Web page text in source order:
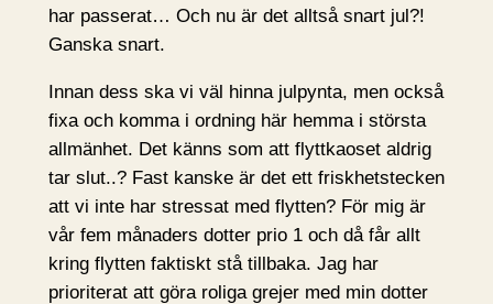
har passerat… Och nu är det alltså snart jul?!
Ganska snart.
Innan dess ska vi väl hinna julpynta, men också
fixa och komma i ordning här hemma i största
allmänhet. Det känns som att flyttkaoset aldrig
tar slut..? Fast kanske är det ett friskhetstecken
att vi inte har stressat med flytten? För mig är
vår fem månaders dotter prio 1 och då får allt
kring flytten faktiskt stå tillbaka. Jag har
prioriterat att göra roliga grejer med min dotter